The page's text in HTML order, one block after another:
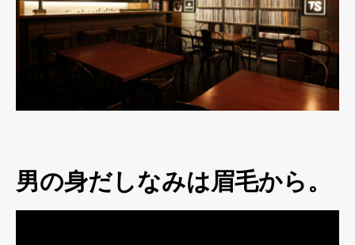
男の身だしなみは眉毛から。